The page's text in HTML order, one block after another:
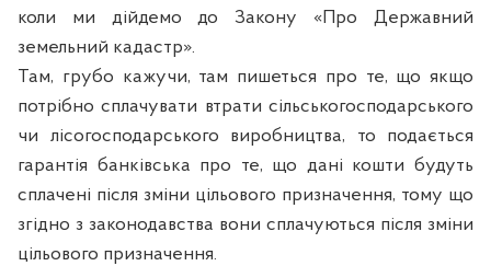
коли ми дійдемо до Закону «Про Державний
земельний кадастр».
Там, грубо кажучи, там пишеться про те, що якщо
потрібно сплачувати втрати сільськогосподарського
чи лісогосподарського виробництва, то подається
гарантія банківська про те, що дані кошти будуть
сплачені після зміни цільового призначення, тому що
згідно з законодавства вони сплачуються після зміни
цільового призначення.